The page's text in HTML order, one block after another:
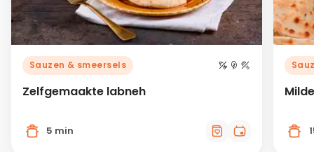
Sauzen & smeersels
Zelfgemaakte labneh
5 min